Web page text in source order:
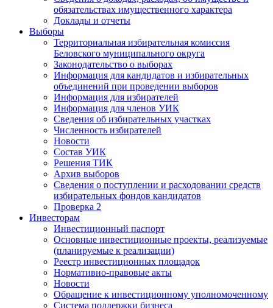
обязательствах имущественного характера
Доклады и отчеты
Выборы
Территориальная избирательная комиссия
Беловского муниципального округа
Законодательство о выборах
Информация для кандидатов и избирательных
объединений при проведении выборов
Информация для избирателей
Информация для членов УИК
Сведения об избирательных участках
Численность избирателей
Новости
Состав УИК
Решения ТИК
Архив выборов
Сведения о поступлении и расходовании средств
избирательных фондов кандидатов
Проверка 2
Инвесторам
Инвестиционный паспорт
Основные инвестиционные проекты, реализуемые
(планируемые к реализации)
Реестр инвестиционных площадок
Нормативно-правовые акты
Новости
Обращение к инвестиционному уполномоченному
Система поддержки бизнеса